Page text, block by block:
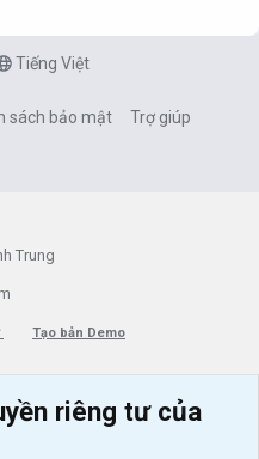
Tiếng Việt
sách bảo mật Trợ giúp
Trung
Tạo bản Demo
riêng tư của